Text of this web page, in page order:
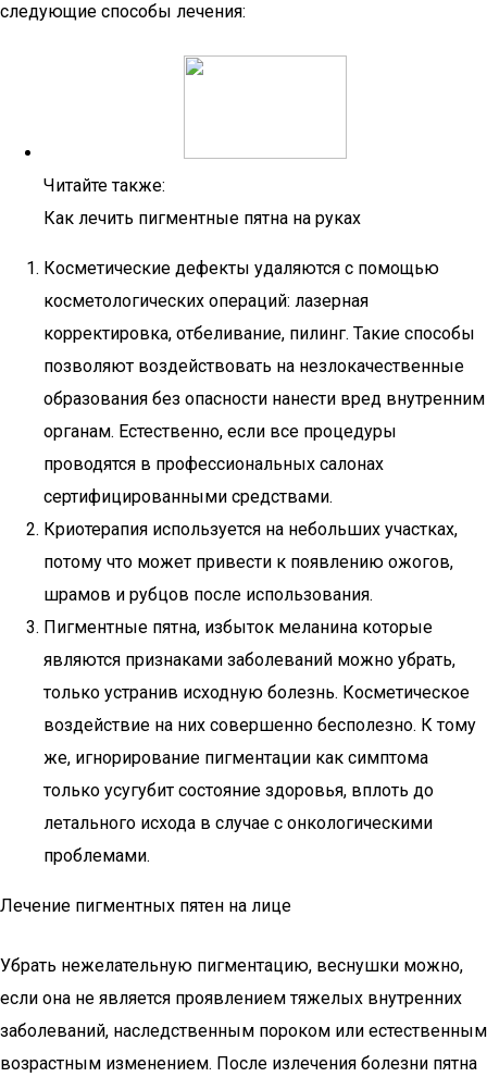
следующие способы лечения:
Читайте также:
Как лечить пигментные пятна на руках
Косметические дефекты удаляются с помощью
косметологических операций: лазерная
корректировка, отбеливание, пилинг. Такие способы
позволяют воздействовать на незлокачественные
образования без опасности нанести вред внутренним
органам. Естественно, если все процедуры
проводятся в профессиональных салонах
сертифицированными средствами.
Криотерапия используется на небольших участках,
потому что может привести к появлению ожогов,
шрамов и рубцов после использования.
Пигментные пятна, избыток меланина которые
являются признаками заболеваний можно убрать,
только устранив исходную болезнь. Косметическое
воздействие на них совершенно бесполезно. К тому
же, игнорирование пигментации как симптома
только усугубит состояние здоровья, вплоть до
летального исхода в случае с онкологическими
проблемами.
Лечение пигментных пятен на лице
Убрать нежелательную пигментацию, веснушки можно,
если она не является проявлением тяжелых внутренних
заболеваний, наследственным пороком или естественным
возрастным изменением. После излечения болезни пятна